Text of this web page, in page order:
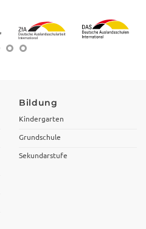
Bildung
Kindergarten
Grundschule
Sekundarstufe